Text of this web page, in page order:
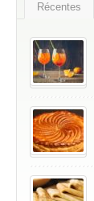
Récentes